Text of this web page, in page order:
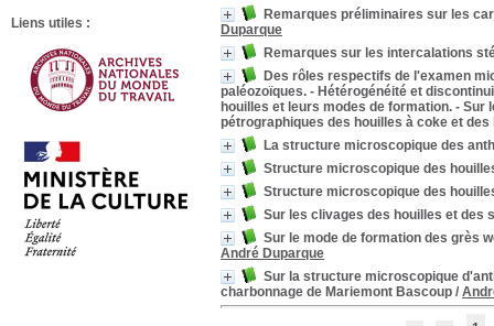
Remarques préliminaires sur les
Duparque
Remarques sur les intercalations
Des rôles respectifs de l'examen
paléozoïques. - Hétérogénéité et
houilles et leurs modes de formation. -
pétrographiques des houilles à coke et
La structure microscopique des
Structure microscopique des
Structure microscopique des
Sur les clivages des houilles et des
Sur le mode de formation des grès
André Duparque
Sur la structure microscopique
charbonnage de Mariemont Bascoup /
Liens utiles :